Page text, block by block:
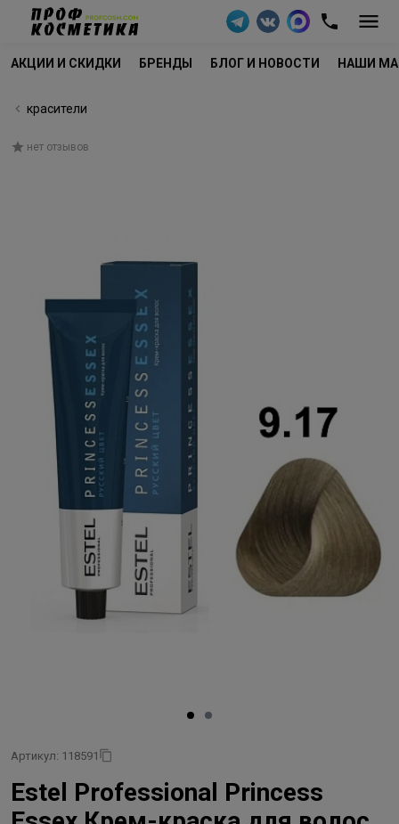
АКЦИИ И СКИДКИ БРЕНДЫ БЛОГ И НОВОСТИ НАШИ
красители
нет отзывов
Артикул: 118591
Estel Professional Princess